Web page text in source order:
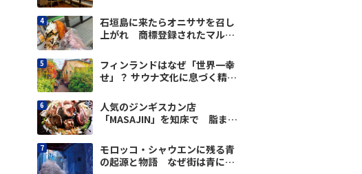
石垣島に来たらオニササを召し
上がれ 商標登録されたマル秘
フィンランドはなぜ「世界一幸
せ」？ サウナ文化に息づく精神
人気のジンギスカン店
「MASAJIN」を知床で 脂まで
モロッコ・シャウエンに残る青
の起源と物語 なぜ街は青に染